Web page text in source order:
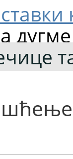
дугме